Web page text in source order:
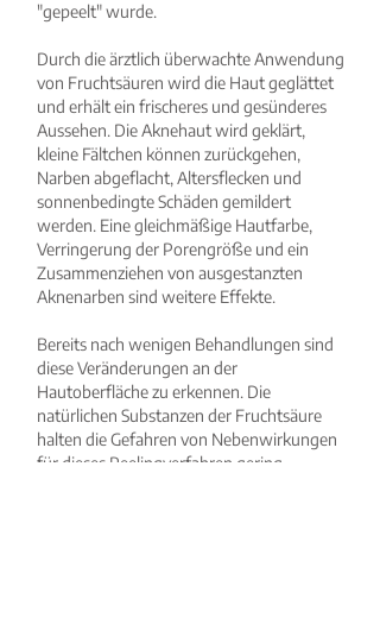
"gepeelt" wurde.
Durch die ärztlich überwachte Anwendung
von Fruchtsäuren wird die Haut geglättet
und erhält ein frischeres und gesünderes
Aussehen. Die Aknehaut wird geklärt,
kleine Fältchen können zurückgehen,
Narben abgeflacht, Altersflecken und
sonnenbedingte Schäden gemildert
werden. Eine gleichmäßige Hautfarbe,
Verringerung der Porengröße und ein
Zusammenziehen von ausgestanzten
Aknenarben sind weitere Effekte.
Bereits nach wenigen Behandlungen sind
diese Veränderungen an der
Hautoberfläche zu erkennen. Die
natürlichen Substanzen der Fruchtsäure
halten die Gefahren von Nebenwirkungen
für dieses Peelingverfahren gering.